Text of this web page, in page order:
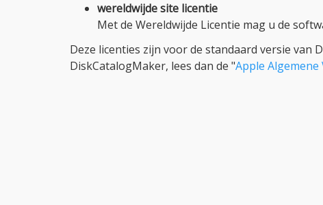
wereldwijde site licentie
Met de Wereldwijde Licentie mag u de
Deze licenties zijn voor de standaard versie van
DiskCatalogMaker, lees dan de "Apple